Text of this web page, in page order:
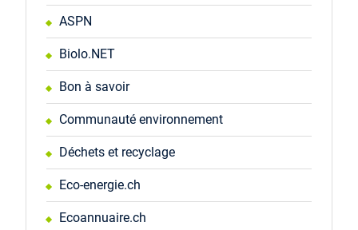
ASPN
Biolo.NET
Bon à savoir
Communauté environnement
Déchets et recyclage
Eco-energie.ch
Ecoannuaire.ch